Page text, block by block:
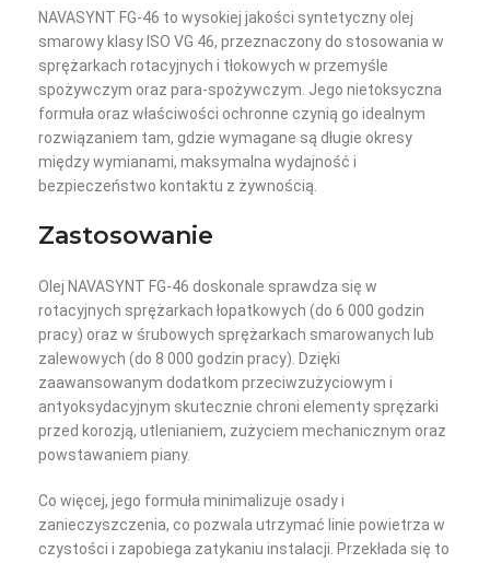
NAVASYNT FG-46 to wysokiej jakości syntetyczny olej
smarowy klasy ISO VG 46, przeznaczony do stosowania w
sprężarkach rotacyjnych i tłokowych w przemyśle
spożywczym oraz para-spożywczym. Jego nietoksyczna
formuła oraz właściwości ochronne czynią go idealnym
rozwiązaniem tam, gdzie wymagane są długie okresy
między wymianami, maksymalna wydajność i
bezpieczeństwo kontaktu z żywnością.
Zastosowanie
Olej NAVASYNT FG-46 doskonale sprawdza się w
rotacyjnych sprężarkach łopatkowych (do 6 000 godzin
pracy) oraz w śrubowych sprężarkach smarowanych lub
zalewowych (do 8 000 godzin pracy). Dzięki
zaawansowanym dodatkom przeciwzużyciowym i
antyoksydacyjnym skutecznie chroni elementy sprężarki
przed korozją, utlenianiem, zużyciem mechanicznym oraz
powstawaniem piany.
Co więcej, jego formuła minimalizuje osady i
zanieczyszczenia, co pozwala utrzymać linie powietrza w
czystości i zapobiega zatykaniu instalacji. Przekłada się to